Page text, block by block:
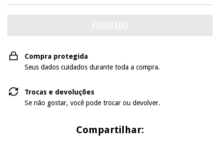
Compra protegida
Seus dados cuidados durante toda a compra.
Trocas e devoluções
Se não gostar, você pode trocar ou devolver.
Compartilhar: